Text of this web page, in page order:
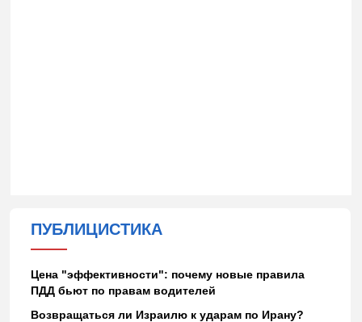
ПУБЛИЦИСТИКА
Цена "эффективности": почему новые правила
ПДД бьют по правам водителей
Возвращаться ли Израилю к ударам по Ирану?